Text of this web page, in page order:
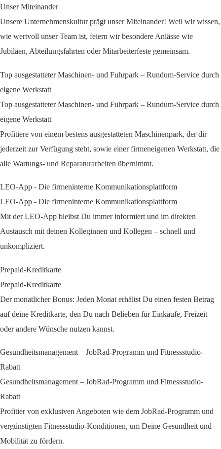
Unser Miteinander
Unsere Unternehmenskultur prägt unser Miteinander! Weil wir wissen,
wie wertvoll unser Team ist, feiern wir besondere Anlässe wie
Jubiläen, Abteilungsfahrten oder Mitarbeiterfeste gemeinsam.
Top ausgestatteter Maschinen- und Fuhrpark – Rundum-Service durch
eigene Werkstatt
Top ausgestatteter Maschinen- und Fuhrpark – Rundum-Service durch
eigene Werkstatt
Profitiere von einem bestens ausgestatteten Maschinenpark, der dir
jederzeit zur Verfügung steht, sowie einer firmeneigenen Werkstatt, die
alle Wartungs- und Reparaturarbeiten übernimmt.
LEO-App - Die firmeninterne Kommunikationsplattform
LEO-App - Die firmeninterne Kommunikationsplattform
Mit der LEO-App bleibst Du immer informiert und im direkten
Austausch mit deinen Kolleginnen und Kollegen – schnell und
unkompliziert.
Prepaid-Kreditkarte
Prepaid-Kreditkarte
Der monatlicher Bonus: Jeden Monat erhältst Du einen festen Betrag
auf deine Kreditkarte, den Du nach Belieben für Einkäufe, Freizeit
oder andere Wünsche nutzen kannst.
Gesundheitsmanagement – JobRad-Programm und Fitnessstudio-
Rabatt
Gesundheitsmanagement – JobRad-Programm und Fitnessstudio-
Rabatt
Profitier von exklusiven Angeboten wie dem JobRad-Programm und
vergünstigten Fitnessstudio-Konditionen, um Deine Gesundheit und
Mobilität zu fördern.